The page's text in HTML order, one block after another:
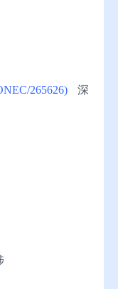
265626)
深